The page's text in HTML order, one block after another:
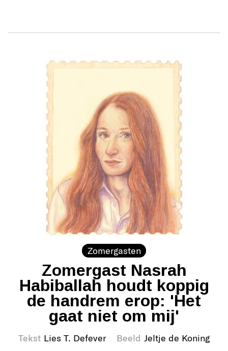
Zomergasten
Zomergast Nasrah
Habiballah houdt koppig
de handrem erop: 'Het
gaat niet om mij'
Tekst Lies T. Defever Beeld Jeltje de Koning